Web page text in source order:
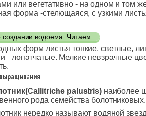
или вегетативно - на одном и том
форма -стелющаяся, с узкими
создании водоема. Читаем
форм листья тонкие, светлые,
- лопатчатые. Мелкие невзрачные
palustris) наиболее
рода семейства болотниковых.
нередко называют водяной